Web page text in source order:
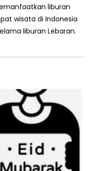
liburan
wisata di Indonesia
liburan Lebaran.